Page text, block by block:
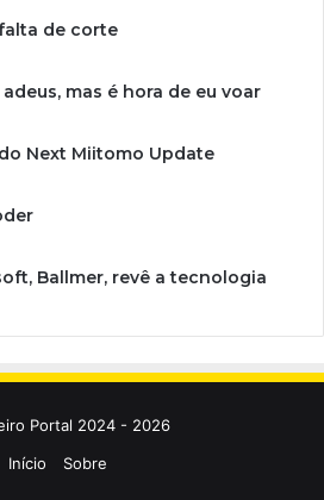
de corte
mas é hora de eu voar
Next Miitomo Update
Ballmer, revê a tecnologia
Portal 2024 - 2026
Início
Sobre